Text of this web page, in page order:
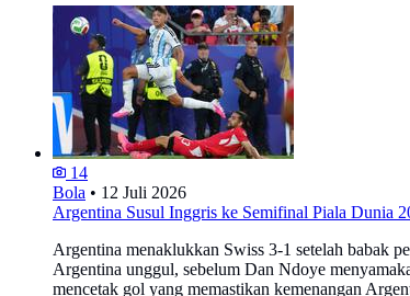
14
Bola • 12 Juli 2026
Argentina Susul Inggris ke Semifinal Piala Dunia
Argentina menaklukkan Swiss 3-1 setelah babak
Argentina unggul, sebelum Dan Ndoye
mencetak gol yang memastikan kemenangan